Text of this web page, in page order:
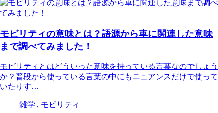
モビリティの意味とは？語源から車に関連した意味
まで調べてみました！
モビリティとはどういった意味を持っている言葉なのでしょう
か？普段から使っている言葉の中にもニュアンスだけで使って
いたりす…
雑学 , モビリティ